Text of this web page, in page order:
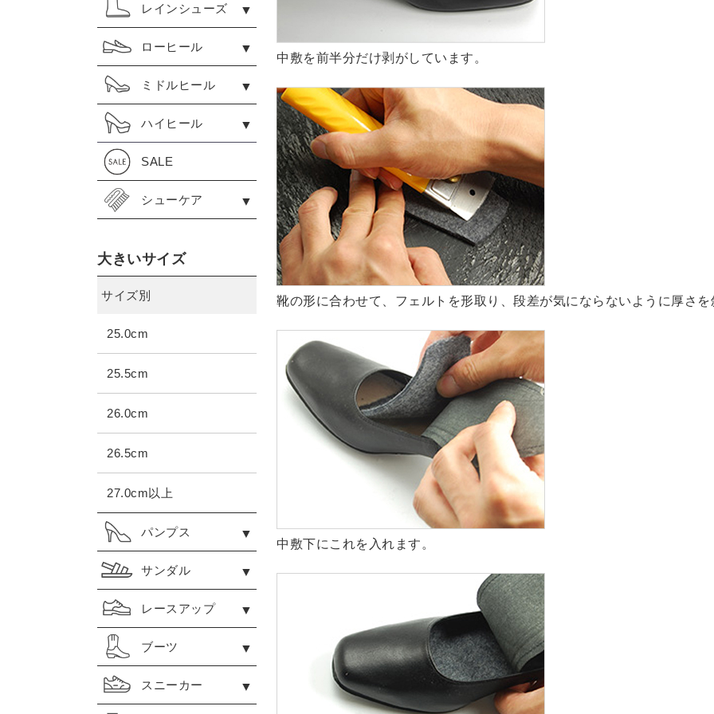
レインシューズ
ローヒール
ミドルヒール
ハイヒール
SALE
シューケア
大きいサイズ
サイズ別
25.0cm
25.5cm
26.0cm
26.5cm
27.0cm以上
パンプス
サンダル
レースアップ
ブーツ
スニーカー
中敷を前半分だけ剥がしています。
靴の形に合わせて、フェルトを形取り、段差が気にならないように厚さを
中敷下にこれを入れます。